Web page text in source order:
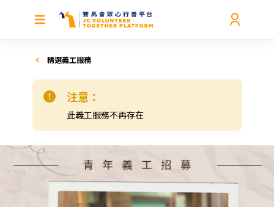
精選義工服務
注意：
此義工服務不再存在